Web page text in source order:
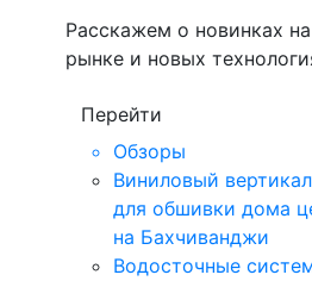
Расскажем о новинках
рынке и новых
Перейти
Обзоры
Виниловый
для обшивки дома
на Бахчиванджи
Водосточные